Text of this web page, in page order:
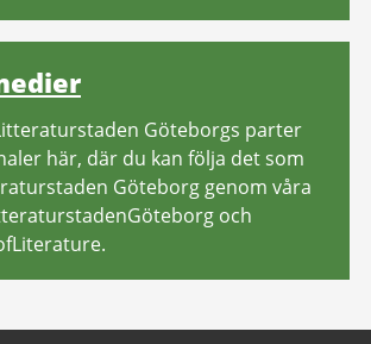
Göteborgs parter
här, där du kan följa det som
Göteborg genom våra
och